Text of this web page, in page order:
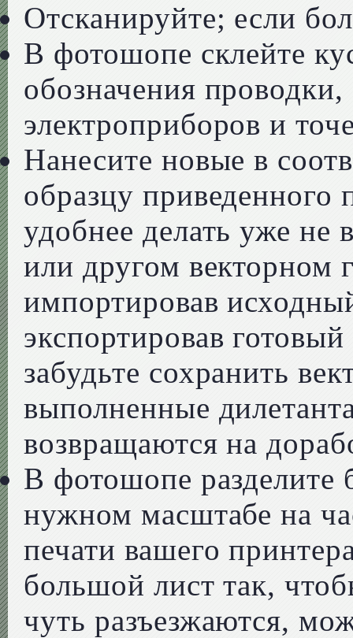
Отсканируйте; если
В фотошопе склейте
обозначения
электроприборов и
Нанесите новые в
образцу приведенного
удобнее делать уже
или другом векторном
импортировав
экспортировав
забудьте сохранить
выполненные
возвращаются на
В фотошопе разделите
нужном масштабе на
печати вашего
большой лист так,
чуть разъезжаются,